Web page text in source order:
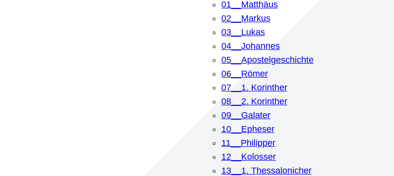
01__Matthäus
02__Markus
03__Lukas
04__Johannes
05__Apostelgeschichte
06__Römer
07__1. Korinther
08__2. Korinther
09__Galater
10__Epheser
11__Philipper
12__Kolosser
13__1. Thessalonicher